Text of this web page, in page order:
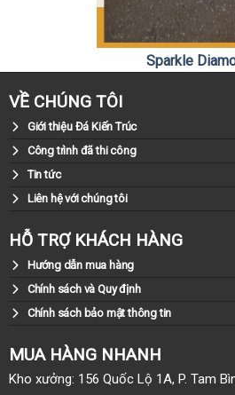
Sparkle
Liên hệ: 0981.79.79.79
VỀ CHÚNG TÔI
Giới thiệu Đá Kiến Trúc
Công trình đã thi công
Tin tức
Liên hệ với chúng tôi
HỖ TRỢ KHÁCH HÀNG
Hướng dẫn mua hàng
Chính sách và Quy định
Chính sách bảo mật thông tin
MUA HÀNG NHANH
Kho xưởng: 156 Quốc Lộ 1A, P. Tam